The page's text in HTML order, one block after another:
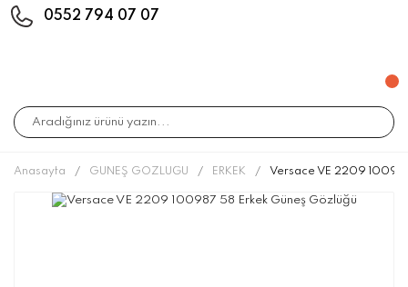
0552 794 07 07
Anasayfa GÜNEŞ GÖZLÜĞÜ ERKEK Versace VE 2209